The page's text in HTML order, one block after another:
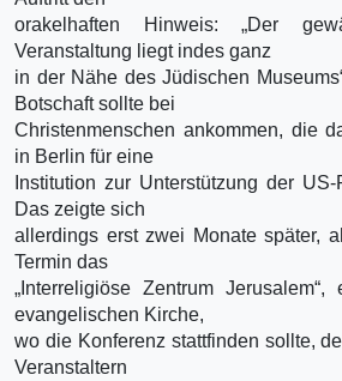
orakelhaften Hinweis: „Der
Veranstaltung liegt indes ganz
in der Nähe des Jüdischen
Botschaft sollte bei
Christenmenschen ankommen, die
in Berlin für eine
Institution zur Unterstützung der
Das zeigte sich
allerdings erst zwei Monate später,
Termin das
„Interreligiöse Zentrum
evangelischen Kirche,
wo die Konferenz stattfinden sollte,
Veranstaltern